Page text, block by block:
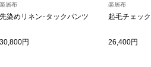
和装
和装小物
楽居布
先染めリネン･タックパンツ
30,800円
楽居布
起毛チェッ
26,400円